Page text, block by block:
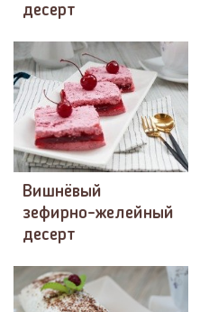
десерт
Вишнёвый
зефирно-желейный
десерт